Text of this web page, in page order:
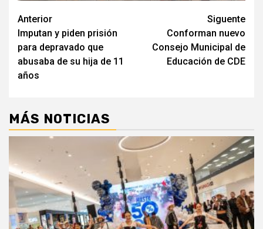
Navegación
de
entradas
Anterior
Imputan y piden prisión
para depravado que
abusaba de su hija de 11
años
Siguente
Conforman nuevo
Consejo Municipal de
Educación de CDE
MÁS NOTICIAS